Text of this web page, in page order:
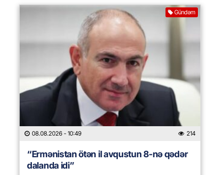
Gündəm
08.08.2026 - 10:49 214
“Ermənistan ötən il avqustun 8-nə qədər
dalanda idi”